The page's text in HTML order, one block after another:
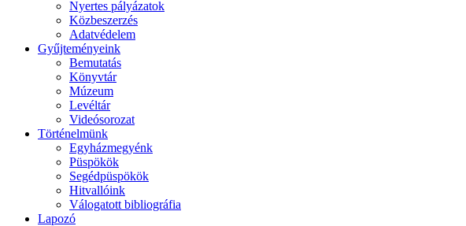
Nyertes pályázatok
Közbeszerzés
Adatvédelem
Gyűjteményeink
Bemutatás
Könyvtár
Múzeum
Levéltár
Videósorozat
Történelmünk
Egyházmegyénk
Püspökök
Segédpüspökök
Hitvallóink
Válogatott bibliográfia
Lapozó